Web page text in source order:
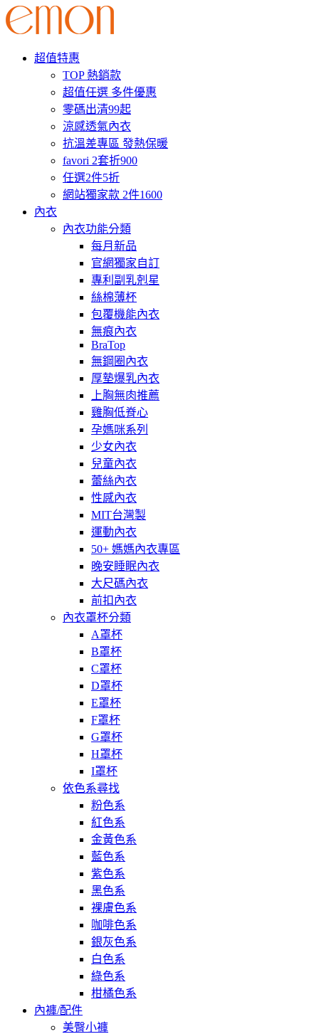
超值特惠
TOP 熱銷款
超值任選 多件優惠
零碼出清99起
涼感透氣內衣
抗溫差專區 發熱保暖
favori 2套折900
任選2件5折
網站獨家款 2件1600
內衣
內衣功能分類
每月新品
官網獨家自訂
專利副乳剋星
絲棉薄杯
包覆機能內衣
無痕內衣
BraTop
無鋼圈內衣
厚墊爆乳內衣
上胸無肉推薦
雞胸低脊心
孕媽咪系列
少女內衣
兒童內衣
蕾絲內衣
性感內衣
MIT台灣製
運動內衣
50+ 媽媽內衣專區
晚安睡眠內衣
大尺碼內衣
前扣內衣
內衣罩杯分類
A罩杯
B罩杯
C罩杯
D罩杯
E罩杯
F罩杯
G罩杯
H罩杯
I罩杯
依色系尋找
粉色系
紅色系
金黃色系
藍色系
紫色系
黑色系
裸膚色系
咖啡色系
銀灰色系
白色系
綠色系
柑橘色系
內褲/配件
美臀小褲